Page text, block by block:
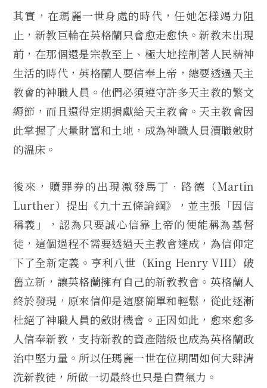
其實，在瑪麗一世身處的時代，任她怎樣竭力阻
止，新教巨輪在英格蘭只會愈走愈快。新教未出現
前，在那個還是宗教至上、極大地控制著人民精神
生活的時代，英格蘭人要信奉上帝，總要透過天主
教會的神職人員。他們必須遵守許多天主教的繁文
縟節，而且還得定期捐獻給天主教會。天主教會因
此掌握了大量財富和土地，成為神職人員瀆職斂財
的溫床。
後來，贖罪券的出現激發馬丁．路德（Martin
Lurther）提出《九十五條論綱》，並主張「因信
稱義」，認為只要誠心信靠上帝的便能稱為基督
徒，這個過程不需要透過天主教會達成，為信仰定
下了全新定義。亨利八世（King Henry VIII）破
舊立新，讓英格蘭擁有自己的新教教會。英格蘭人
終於發現，原來信仰是這麼簡單和輕鬆，從此逐漸
杜絕了神職人員的斂財機會。正因如此，愈來愈多
人信奉新教，支持新教的資產階級也成為英格蘭政
治中堅力量。所以任瑪麗一世在位期間如何大肆清
洗新教徒，所做一切最終也只是白費氣力。